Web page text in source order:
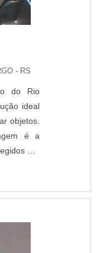
- RS
do Rio
ideal
objetos.
é a
por
a
pois
e serão